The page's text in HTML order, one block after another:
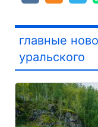
главные
уральского